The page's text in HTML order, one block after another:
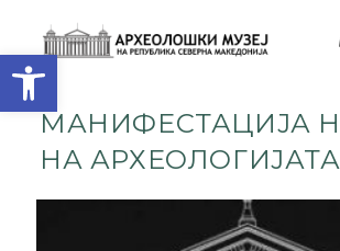
Open toolbar
МАНИФЕСТАЦИЈА
НА АРХЕОЛОГИЈАТА